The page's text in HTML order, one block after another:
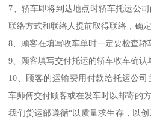
7、轿车即将到达地点时轿车托运公
联络方式和联络人提前取得联络，确
8、顾客在填写收车单时一定要检查轿
9、顾客填写交付托运的轿车收车确认
10、顾客的运输费用付款给托运公
车师傅交付顾客或在发车时以邮寄的
我们货运部遵循“以质量求生存，以